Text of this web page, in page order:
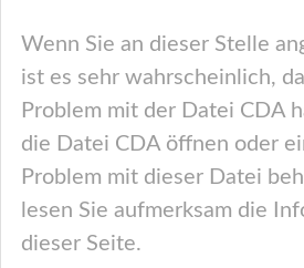
Wenn Sie an dieser Stelle
ist es sehr wahrscheinlich,
Problem mit der Datei CDA
die Datei CDA öffnen oder
Problem mit dieser Datei
lesen Sie aufmerksam die
dieser Seite.